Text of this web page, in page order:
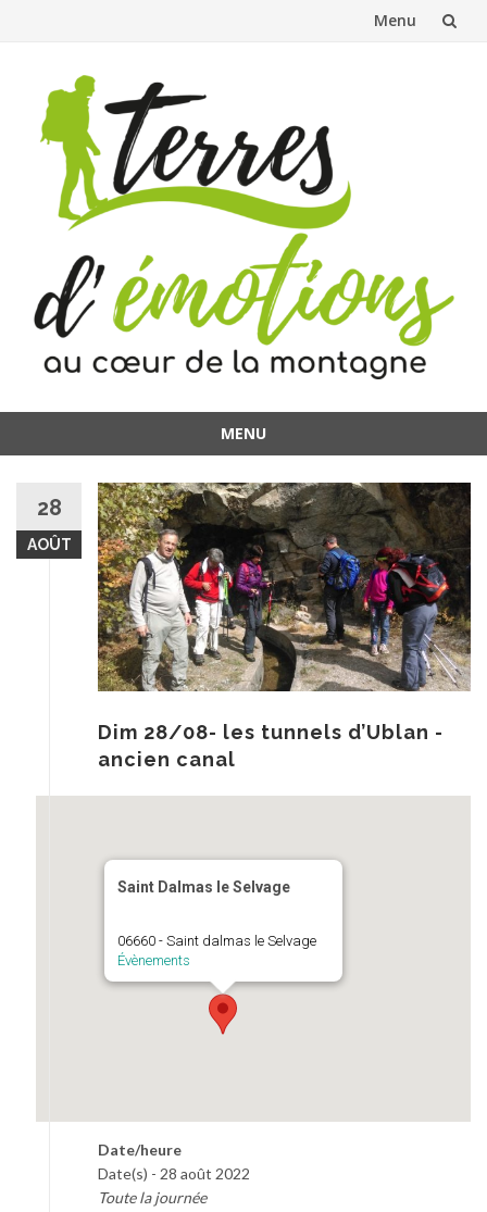
Menu
contenu
MENU
contenu
28
AOÛT
Dim 28/08- les tunnels d’Ublan -
ancien canal
Saint Dalmas le Selvage
06660 - Saint dalmas le Selvage
Évènements
Date/heure
Date(s) - 28 août 2022
Toute la journée